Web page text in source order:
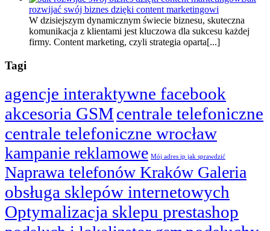
rozwijać swój biznes dzięki content marketingowi
W dzisiejszym dynamicznym świecie biznesu, skuteczna
komunikacja z klientami jest kluczowa dla sukcesu każdej
firmy. Content marketing, czyli strategia oparta[...]
Tagi
agencje interaktywne facebook
akcesoria GSMcentrale telefoniczne
centrale telefoniczne wrocław
kampanie reklamowe Mój adres ip jak sprawdzić
Naprawa telefonów Kraków Galeria
obsługa sklepów internetowych
Optymalizacja sklepu prestashop